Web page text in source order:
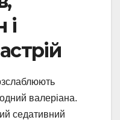
і
валеріана.
седативний